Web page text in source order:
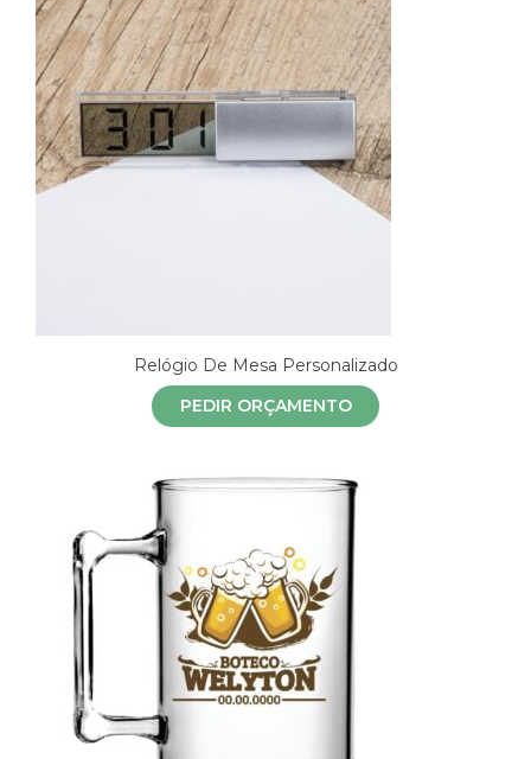
Relógio De Mesa Personalizado
PEDIR ORÇAMENTO